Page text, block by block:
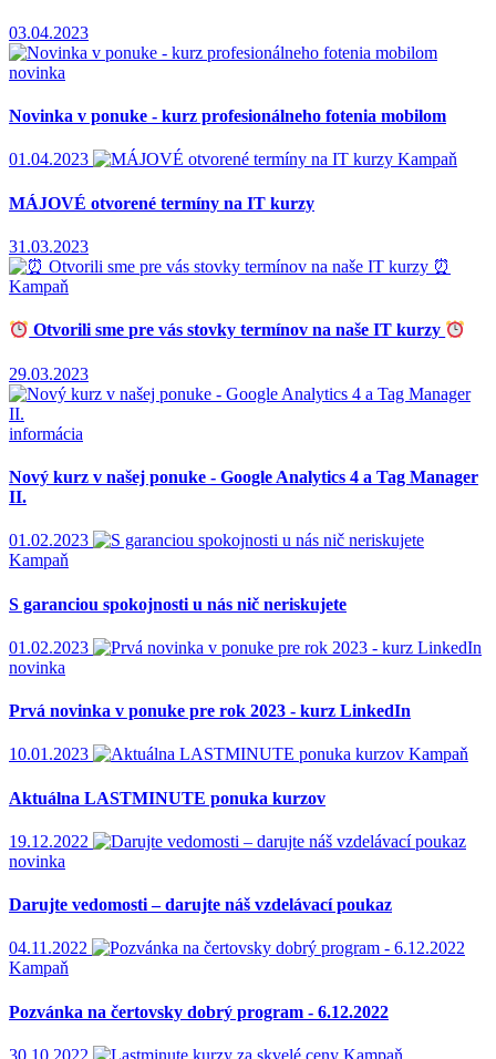
03.04.2023
novinka
Novinka v ponuke - kurz profesionálneho fotenia mobilom
01.04.2023 Kampaň
MÁJOVÉ otvorené termíny na IT kurzy
31.03.2023
Kampaň
Otvorili sme pre vás stovky termínov na naše IT kurzy
29.03.2023
informácia
Nový kurz v našej ponuke - Google Analytics 4 a Tag Manager
II.
01.02.2023
Kampaň
S garanciou spokojnosti u nás nič neriskujete
01.02.2023
novinka
Prvá novinka v ponuke pre rok 2023 - kurz LinkedIn
10.01.2023 Kampaň
Aktuálna LASTMINUTE ponuka kurzov
19.12.2022
novinka
Darujte vedomosti – darujte náš vzdelávací poukaz
04.11.2022
Kampaň
Pozvánka na čertovsky dobrý program - 6.12.2022
30.10.2022 Kampaň